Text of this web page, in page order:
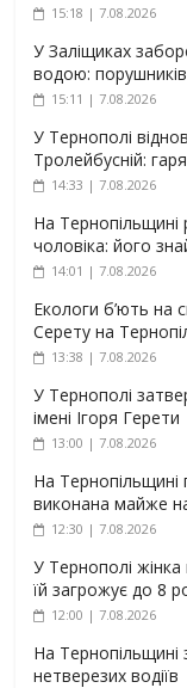
15:18 | 7.08.2026
У Заліщиках
водою:
15:11 | 7.08.2026
У Тернополі
Тролейбусній:
14:33 | 7.08.2026
На Тернопільщині
чоловіка: його
14:01 | 7.08.2026
Екологи б’ють на
Серету на
13:38 | 7.08.2026
У Тернополі
імені Ігоря Герети
13:00 | 7.08.2026
На Тернопільщині
виконана майже
12:30 | 7.08.2026
У Тернополі жінка
їй загрожує до 8
12:00 | 7.08.2026
На
нетверезих водіїв